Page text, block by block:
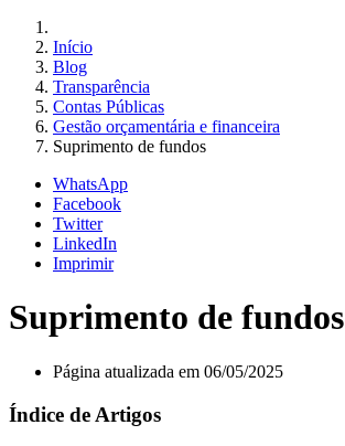
Início
Blog
Transparência
Contas Públicas
Gestão orçamentária e financeira
Suprimento de fundos
WhatsApp
Facebook
Twitter
LinkedIn
Imprimir
Suprimento de fundos
Página atualizada em 06/05/2025
Índice de Artigos